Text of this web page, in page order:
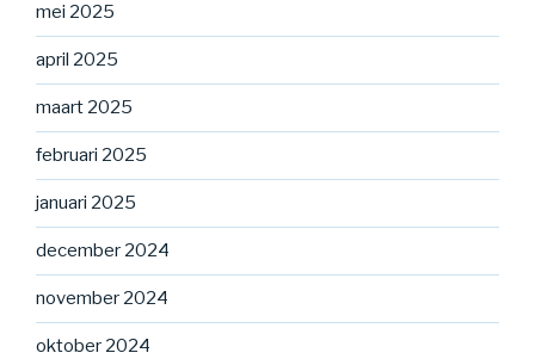
mei 2025
april 2025
maart 2025
februari 2025
januari 2025
december 2024
november 2024
oktober 2024